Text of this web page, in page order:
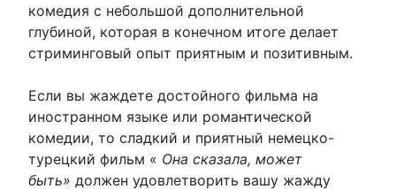
комедия с небольшой дополнительной
глубиной, которая в конечном итоге делает
стриминговый опыт приятным и позитивным.
Если вы жаждете достойного фильма на
иностранном языке или романтической
комедии, то сладкий и приятный немецко-
турецкий фильм « Она сказала, может
быть» должен удовлетворить вашу жажду